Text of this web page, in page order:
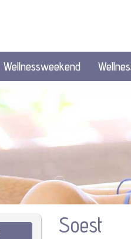
Wellnessweekend
Soest